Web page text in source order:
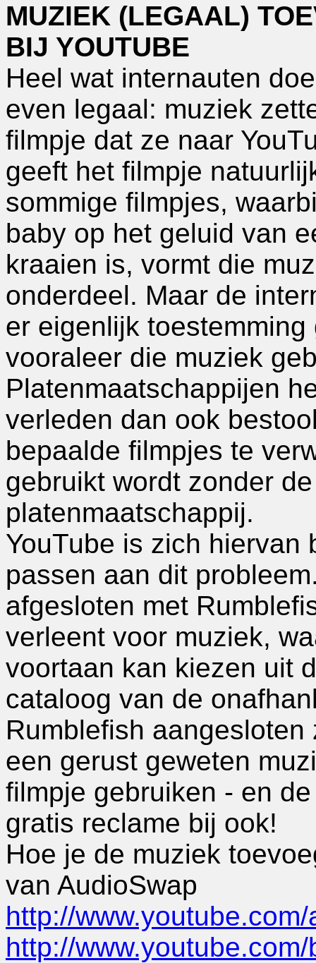
MUZIEK (LEGAAL)
BIJ YOUTUBE
Heel wat internauten
even legaal: muziek
filmpje dat ze naar
geeft het filmpje
sommige filmpjes,
baby op het geluid van
kraaien is, vormt die
onderdeel. Maar de
er eigenlijk
vooraleer die muziek
Platenmaatschappijen
verleden dan ook
bepaalde filmpjes te
gebruikt wordt zonder
platenmaatschappij.
YouTube is zich hiervan
passen aan dit
afgesloten met
verleent voor muziek,
voortaan kan kiezen uit
cataloog van de
Rumblefish
een gerust geweten
filmpje gebruiken - en
gratis reclame bij ook!
Hoe je de muziek
van AudioSwap
http://
http://